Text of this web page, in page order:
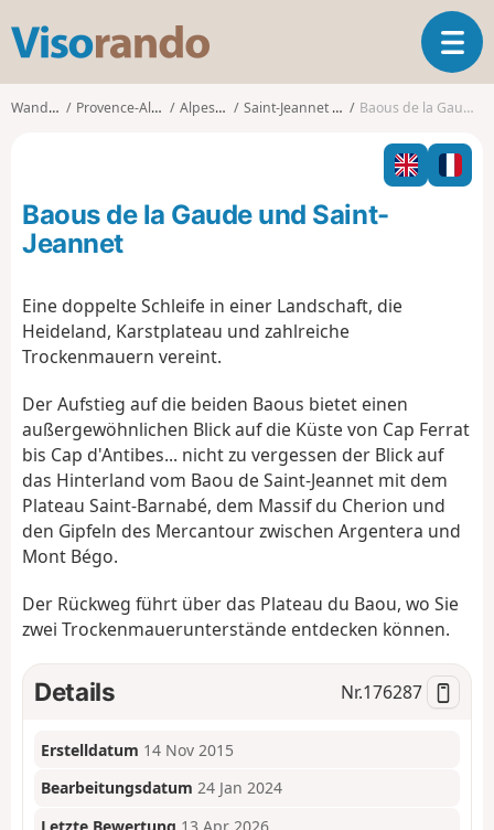
s
o
o
T
o
l
n
Wanderungen Provence-Alpes-Côte d'Azur Alpes-Maritimes Saint-Jeannet (Alpes-Maritimes) Baous de la Gaude und Saint-Jeannet
Baous de la Gaude und Saint-
Jeannet
Eine doppelte Schleife in einer Landschaft, die
Heideland, Karstplateau und zahlreiche
Trockenmauern vereint.
Der Aufstieg auf die beiden Baous bietet einen
außergewöhnlichen Blick auf die Küste von Cap Ferrat
bis Cap d'Antibes... nicht zu vergessen der Blick auf
das Hinterland vom Baou de Saint-Jeannet mit dem
Plateau Saint-Barnabé, dem Massif du Cherion und
den Gipfeln des Mercantour zwischen Argentera und
Mont Bégo.
Der Rückweg führt über das Plateau du Baou, wo Sie
zwei Trockenmauerunterstände entdecken können.
Details Nr.176287
Erstelldatum 14 Nov 2015
Bearbeitungsdatum 24 Jan 2024